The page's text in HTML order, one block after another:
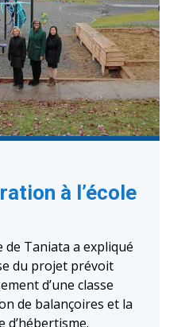
à l’école
de Taniata a expliqué
du projet prévoit
d’une classe
de balançoires et la
d’hébertisme.